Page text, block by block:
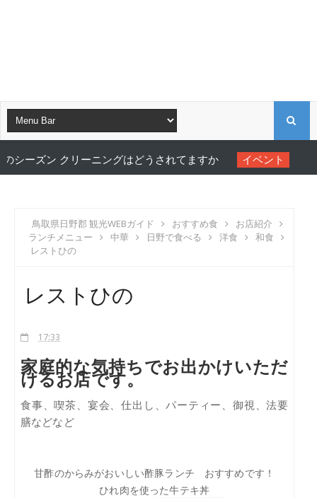
リーニングはどうされてますか イベント 横井久美子フ
鳥取県日野郡 観光WEBガイド おすすめ食
お店紹介
ランチメニュー
中華 日野で食べる 洋食
和食
レストひの
レストひの
17:33
家庭的な気持ちでお出かけいただ
けるお店です。
食事、喫茶、宴会、仕出し、パーティー、御視、法要
膳などなど
甘酢のからみがおいしい酢豚ランチ おすすめです！
ひれ肉を使った牛テキ丼